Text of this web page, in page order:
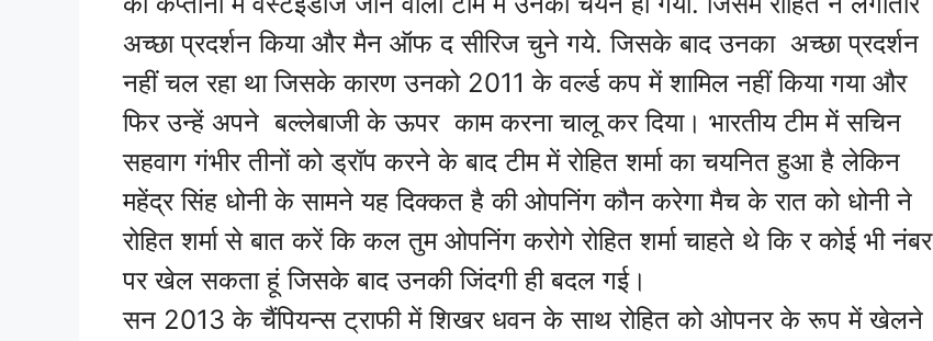
अच्छा प्रदर्शन किया और मैन ऑफ द सीरिज चुने गये. जिसके बाद उनका अच्छा प्रदर्शन
नहीं चल रहा था जिसके कारण उनको 2011 के वर्ल्ड कप में शामिल नहीं किया गया और
फिर उन्हें अपने बल्लेबाजी के ऊपर काम करना चालू कर दिया। भारतीय टीम में सचिन
सहवाग गंभीर तीनों को ड्रॉप करने के बाद टीम में रोहित शर्मा का चयनित हुआ है लेकिन
महेंद्र सिंह धोनी के सामने यह दिक्कत है की ओपनिंग कौन करेगा मैच के रात को धोनी ने
रोहित शर्मा से बात करें कि कल तुम ओपनिंग करोगे रोहित शर्मा चाहते थे कि र कोई भी नंबर
पर खेल सकता हूं जिसके बाद उनकी जिंदगी ही बदल गई।
सन 2013 के चैंपियन्स ट्राफी में शिखर धवन के साथ रोहित को ओपनर के रूप में खेलने